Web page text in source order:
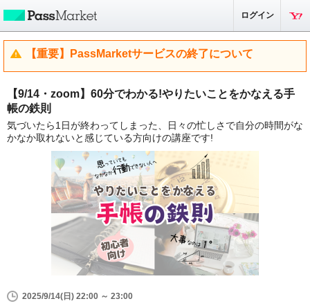
ログイン
【重要】PassMarketサービスの終了について
【9/14・zoom】60分でわかる!やりたいことをかなえる手
帳の鉄則
気づいたら1日が終わってしまった、日々の忙しさで自分の時間がな
かなか取れないと感じている方向けの講座です!
2025/9/14(日) 22:00 ～ 23:00